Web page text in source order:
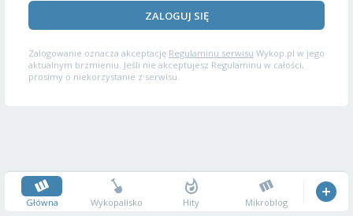
ZALOGUJ SIĘ
Zalogowanie oznacza akceptację Regulaminu serwisu Wykop.pl w jego
aktualnym brzmieniu. Jeśli nie akceptujesz Regulaminu w całości,
prosimy o niekorzystanie z serwisu.
Główna Wykopalisko Hity Mikroblog